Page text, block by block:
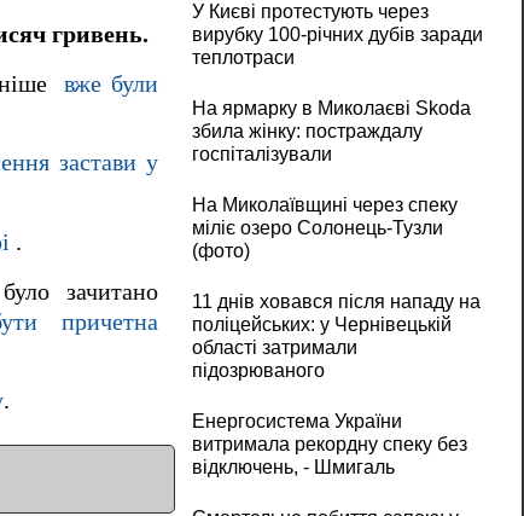
гривень.
вже були
застави у
.
зачитано
причетна
.
У Києві протестують через
вирубку 100-річних дубів заради
теплотраси
На ярмарку в Миколаєві Skoda
збила жінку: постраждалу
госпіталізували
На Миколаївщині через спеку
міліє озеро Солонець-Тузли
(фото)
11 днів ховався після нападу на
поліцейських: у Чернівецькій
області затримали
підозрюваного
Енергосистема України
витримала рекордну спеку без
відключень, - Шмигаль